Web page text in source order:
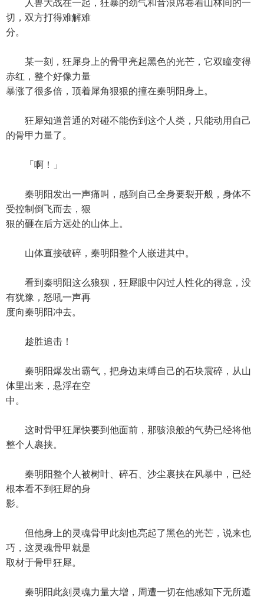
人兽大战在一起，狂暴的劲气和音浪席卷着山林间的一
切，双方打得难解难
分。
某一刻，狂犀身上的骨甲亮起黑色的光芒，它双瞳变得
赤红，整个好像力量
暴涨了很多倍，顶着犀角狠狠的撞在秦明阳身上。
狂犀知道普通的对碰不能伤到这个人类，只能动用自己
的骨甲力量了。
「啊！」
秦明阳发出一声痛叫，感到自己全身要裂开般，身体不
受控制倒飞而去，狠
狠的砸在后方远处的山体上。
山体直接破碎，秦明阳整个人嵌进其中。
看到秦明阳这么狼狈，狂犀眼中闪过人性化的得意，没
有犹豫，怒吼一声再
度向秦明阳冲去。
趁胜追击！
秦明阳爆发出霸气，把身边束缚自己的石块震碎，从山
体里出来，悬浮在空
中。
这时骨甲狂犀快要到他面前，那骇浪般的气势已经将他
整个人裹挟。
秦明阳整个人被树叶、碎石、沙尘裹挟在风暴中，已经
根本看不到狂犀的身
影。
但他身上的灵魂骨甲此刻也亮起了黑色的光芒，说来也
巧，这灵魂骨甲就是
取材于骨甲狂犀。
秦明阳此刻灵魂力量大增，周遭一切在他感知下无所遁